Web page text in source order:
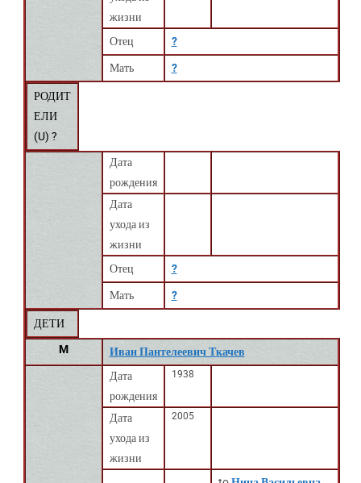
жизни
Отец
?
Мать ?
РОДИТ
ЕЛИ
(U) ?
Дата
рождения
Дата
ухода из
жизни
Отец
?
Мать ?
ДЕТИ
M
Иван Пантелеевич Ткачев
Дата
рождения
1938
Дата
ухода из
жизни
2005